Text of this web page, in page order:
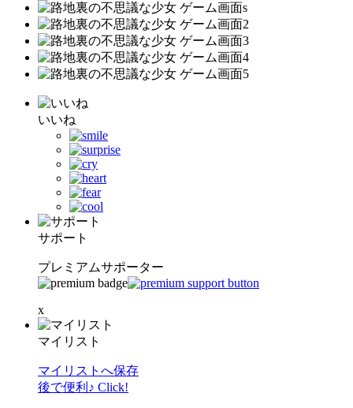
いいね
サポート
プレミアムサポーター
x
マイリスト
マイリストへ保存
後で便利♪ Click!